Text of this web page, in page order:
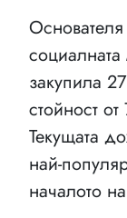
закупила
стойност
Текущата
най-
началото